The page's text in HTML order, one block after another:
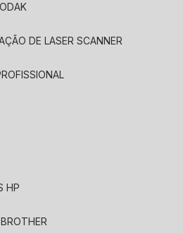
DE LASER SCANNER
HP